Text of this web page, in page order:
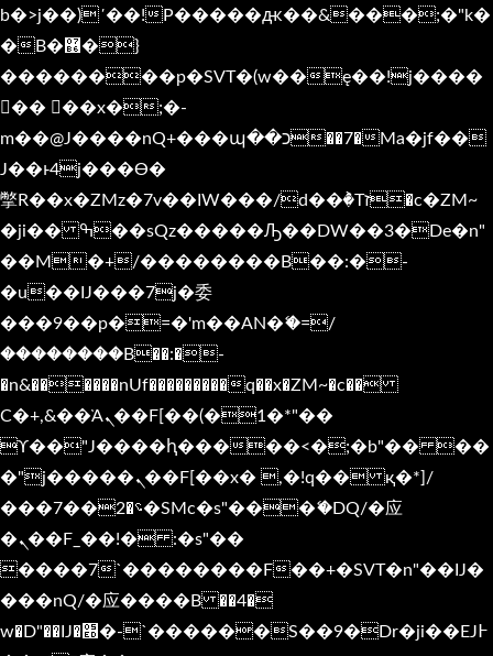
b�>j��)΄��!P�����ԫ��&���;�"k�
�B�޶�}
��������p�SVT�(w��ę��!j����
�� ��x�;�-
m��@J����nQ+���պ��כ��7�Ma�jf��
J��ͱ4j���Ѳ�
撆R��x�ZMz�7v��IW���/d��ٞ�Тז�c�ZM~
�ji�� ߒ��sQz�����Ԡ��DW��3�De�n"
��M�+/��������B��:�-
�u��IJ���7j�委
���9��p�=�'m��AN�ޭ�=/
��������B��:�-
�n&������nUf���������q��x�ZM~�c��
Ϲ�+,&��Ὰܢ��F[��(�1�*"��
ϒ��"J����ԧ�����<�;�b"�� ��
�"j�����ܢ��F[��x� ,�!q�� қ�*]/
���؝�2��7�SMc�s"���ޭ�DQ/�应
�ܢ��F_��!� :�s"��
����7`��������F��+�SVT�n"��IJ�
���nQ/�应����B ��4�
w�D"��IJ�׭�-`������S��9�Dr�ji��EJ߅